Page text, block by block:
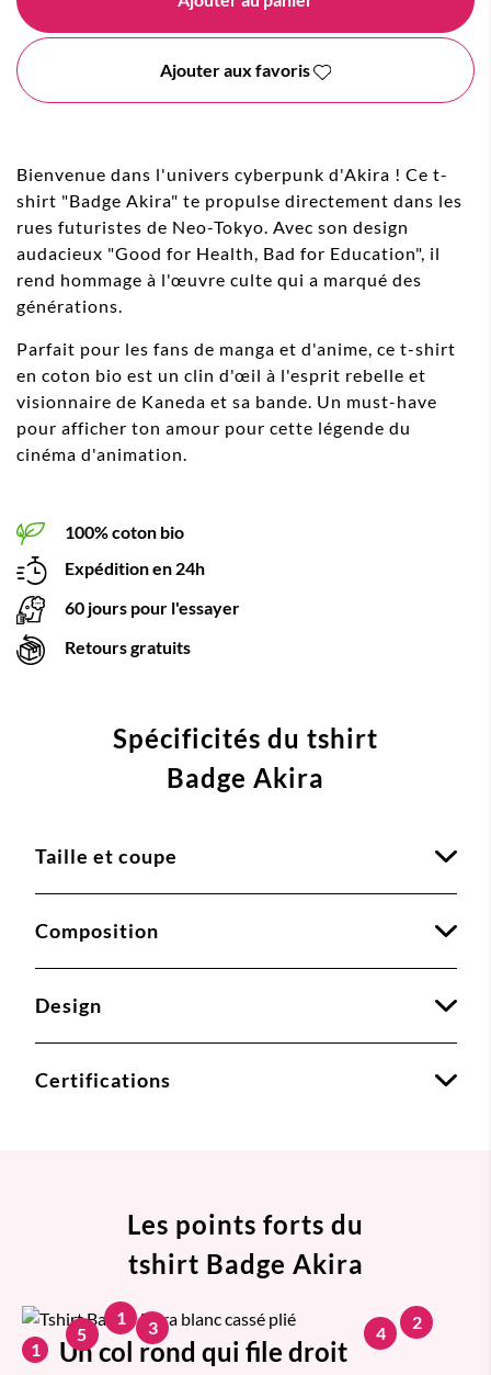
Ajouter aux favoris
Bienvenue dans l'univers cyberpunk d'Akira ! Ce t-
shirt "Badge Akira" te propulse directement dans les
rues futuristes de Neo-Tokyo. Avec son design
audacieux "Good for Health, Bad for Education", il
rend hommage à l'œuvre culte qui a marqué des
générations.
Parfait pour les fans de manga et d'anime, ce t-shirt
en coton bio est un clin d'œil à l'esprit rebelle et
visionnaire de Kaneda et sa bande. Un must-have
pour afficher ton amour pour cette légende du
cinéma d'animation.
100% coton bio
Expédition en 24h
60 jours pour l'essayer
Retours gratuits
Spécificités du tshirt
Badge Akira
Taille et coupe
Composition
Design
Certifications
Les points forts du
tshirt Badge Akira
1 Un col rond qui file droit
1 2
3 4
5